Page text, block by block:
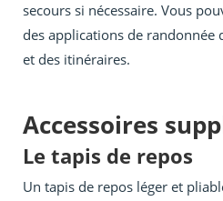
secours si nécessaire. Vous
des applications de randonnée
et des itinéraires.
Accessoires
Le tapis de repos
Un tapis de repos léger et